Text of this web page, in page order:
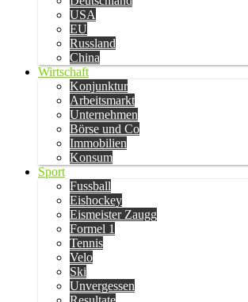
USA
EU
Russland
China
Wirtschaft
Konjunktur
Arbeitsmarkt
Unternehmen
Börse und Co
Immobilien
Konsum
Sport
Fussball
Eishockey
Eismeister Zaugg
Formel 1
Tennis
Velo
Ski
Unvergessen